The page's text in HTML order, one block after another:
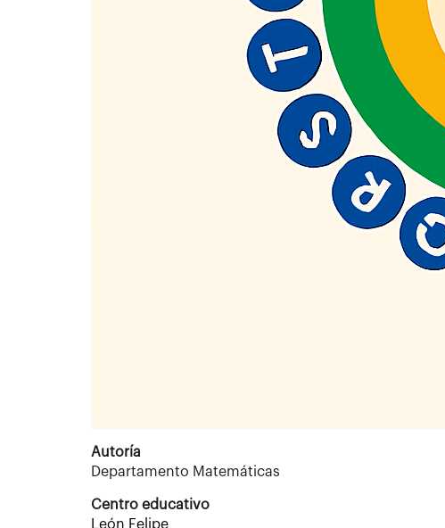
Autoría
Departamento Matemáticas
Centro educativo
León Felipe